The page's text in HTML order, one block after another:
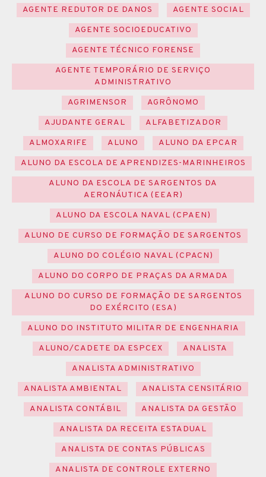
AGENTE REDUTOR DE DANOS
AGENTE SOCIAL
AGENTE SOCIOEDUCATIVO
AGENTE TÉCNICO FORENSE
AGENTE TEMPORÁRIO DE SERVIÇO
ADMINISTRATIVO
AGRIMENSOR
AGRÔNOMO
AJUDANTE GERAL
ALFABETIZADOR
ALMOXARIFE
ALUNO
ALUNO DA EPCAR
ALUNO DA ESCOLA DE APRENDIZES-MARINHEIROS
ALUNO DA ESCOLA DE SARGENTOS DA
AERONÁUTICA (EEAR)
ALUNO DA ESCOLA NAVAL (CPAEN)
ALUNO DE CURSO DE FORMAÇÃO DE SARGENTOS
ALUNO DO COLÉGIO NAVAL (CPACN)
ALUNO DO CORPO DE PRAÇAS DA ARMADA
ALUNO DO CURSO DE FORMAÇÃO DE SARGENTOS
DO EXÉRCITO (ESA)
ALUNO DO INSTITUTO MILITAR DE ENGENHARIA
ALUNO/CADETE DA ESPCEX
ANALISTA
ANALISTA ADMINISTRATIVO
ANALISTA AMBIENTAL
ANALISTA CENSITÁRIO
ANALISTA CONTÁBIL
ANALISTA DA GESTÃO
ANALISTA DA RECEITA ESTADUAL
ANALISTA DE CONTAS PÚBLICAS
ANALISTA DE CONTROLE EXTERNO